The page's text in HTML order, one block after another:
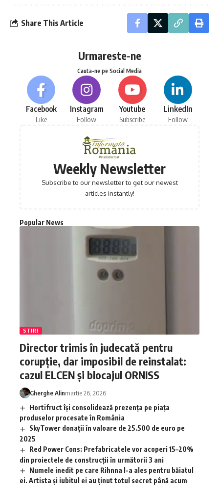
Share This Article
Urmareste-ne
Cauta-ne pe Social Media
Facebook
Like
Instagram
Follow
Youtube
Subscribe
LinkedIn
Follow
Weekly Newsletter
Subscribe to our newsletter to get our newest
articles instantly!
Popular News
STIRI
Director trimis în judecată pentru
corupție, dar imposibil de reinstalat:
cazul ELCEN și blocajul ORNISS
Gherghe Alinmartie 26, 2026
Hortifruct își consolidează prezența pe piața
produselor procesate în România
SkyTower donații în valoare de 25.500 de euro pe
2025
Red Power Cons: Prefabricatele vor acoperi 15–20%
din proiectele de construcții în următorii 3 ani
Numele inedit pe care Rihnna l-a ales pentru băiatul
ei. Artista și iubitul ei au ținut totul secret până acum